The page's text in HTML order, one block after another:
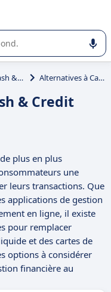
ou la sélection de
Cash & Credit Alternatives à Cash & Credit
& Credit
plus en plus
une
leurs transactions. Que
applications de gestion
en ligne, il existe
pour remplacer
et des cartes de
options à considérer
financière au